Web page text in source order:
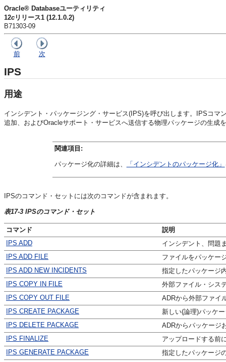
Oracle® Databaseユーティリティ
12c リリース1 (12.1.0.2)
B71303-09
前 次
IPS
用途
インシデント・パッケージング・サービス(IPS)を呼び出します。IPSコ
追加、およびOracleサポート・サービスへ送信する物理パッケージの生成
関連項目:
パッケージ化の詳細は、 「インシデントのパッケージ化」
IPSのコマンド・セットには次のコマンドが含まれます。
表17-3 IPSのコマンド・セット
コマンド
説明
IPS ADD
インシデント、問題
IPS ADD FILE
ファイルをパッケー
IPS ADD NEW INCIDENTS
指定したパッケージ
IPS COPY IN FILE
外部ファイル・シス
IPS COPY OUT FILE
ADRから外部ファイ
IPS CREATE PACKAGE
新しい(論理)パッケ
IPS DELETE PACKAGE
ADRからパッケージ
IPS FINALIZE
アップロードする前
IPS GENERATE PACKAGE
指定したパッケージ